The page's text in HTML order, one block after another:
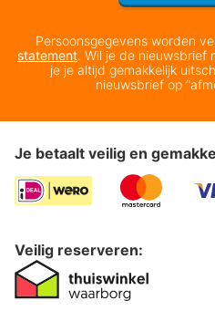
Persoonsgegevens worden
statement. Wil je de nieuwsbrief
je je altijd gemakkelijk
nieuwsbrief op
Je betaalt veilig en
Veilig reserveren: